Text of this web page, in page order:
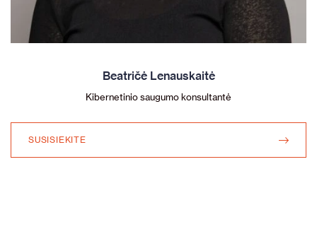
Beatričė Lenauskaitė
Kibernetinio saugumo konsultantė
SUSISIEKITE